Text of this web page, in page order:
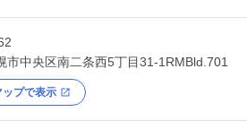
市中央区南二条西5丁目31-1RMBld.701
プで表示